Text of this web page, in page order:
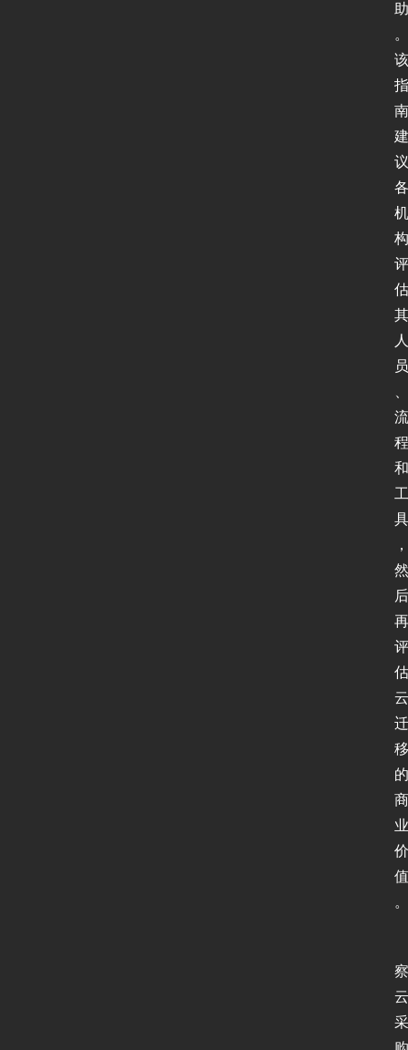
助
。
该
指
南
建
议
各
机
构
评
估
其
人
员
流
程
和
工
具
，
然
后
再
评
估
云
迁
移
的
商
业
价
值
。
察
云
采